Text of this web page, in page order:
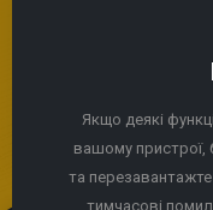
© 2004 - 2026
Продовжуючи
Якщо деякі
вашому пристрої,
та
тимчасові